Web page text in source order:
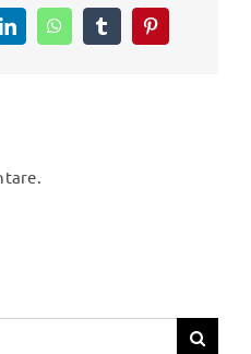
LinkedInWhatsAppTumblrPinterest